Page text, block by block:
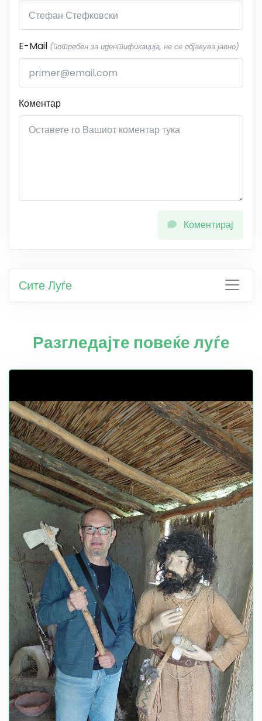
E-Mail (потребен за идентификација, не се објавува јавно)
Коментар
Коментирај
Сите Луѓе
Разгледајте повеќе луѓе